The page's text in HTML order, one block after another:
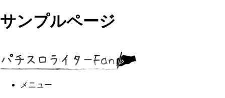
サンプルページ
コ
ン
メニュー